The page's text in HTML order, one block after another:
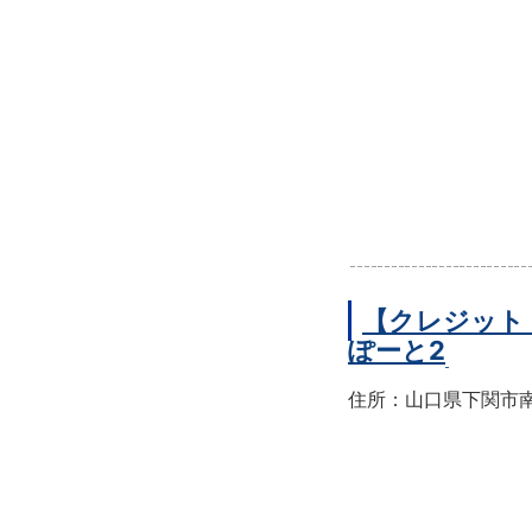
【クレジッ
ぽーと2
住所：山口県下関市